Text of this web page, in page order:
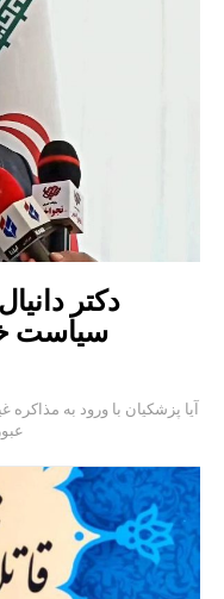
دکتر
سیاست
آیا پزشکیان با ورود به مذاکره